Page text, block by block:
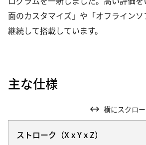
面のカスタマイズ」や「オフライン
継続して搭載しています。
主な仕様
横にスクロ
ストローク（X x Y x Z）